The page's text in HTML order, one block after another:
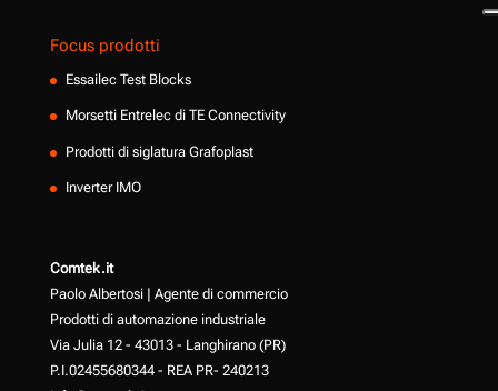
Focus prodotti
Essailec Test Blocks
Morsetti Entrelec di TE Connectivity
Prodotti di siglatura Grafoplast
Inverter IMO
Comtek.it
Paolo Albertosi | Agente di commercio
Prodotti di automazione industriale
Via Julia 12 - 43013 - Langhirano (PR)
P.I.02455680344 - REA PR- 240213